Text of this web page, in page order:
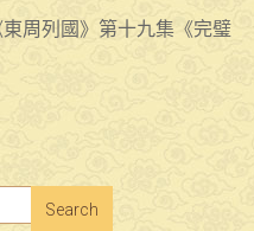
周列國》第十九集《完璧